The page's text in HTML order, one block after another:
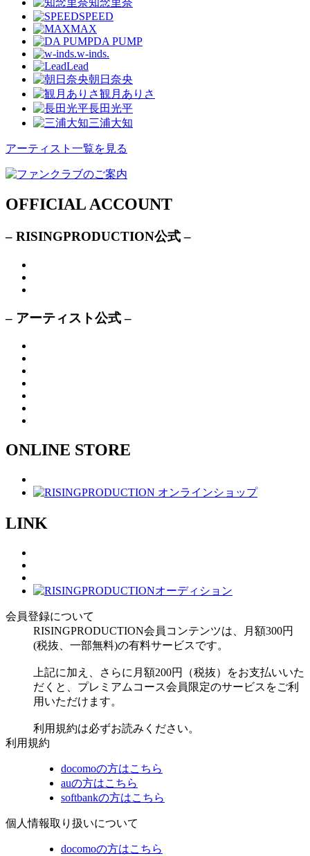
SPEED
MAX
DA PUMP
w-inds.
Lead
朝日奈央
観月ありさ
長田光平
三浦大知
アーティスト一覧を見る
OFFICIAL ACCOUNT
– RISINGPRODUCTION公式 –
– アーティスト公式 –
ONLINE STORE
LINK
会員登録について
RISINGPRODUCTION会員コンテンツは、月額300円
(税抜、一部無料)の有料サービスです。
上記に加え、さらに月額200円（税抜）をお支払いいた
だくと、プレミアムコース会員限定のサービスをご利
用いただけます。
利用規約は必ずお読みください。
利用規約
docomoの方はこちら
auの方はこちら
softbankの方はこちら
個人情報取り扱いについて
docomoの方はこちら